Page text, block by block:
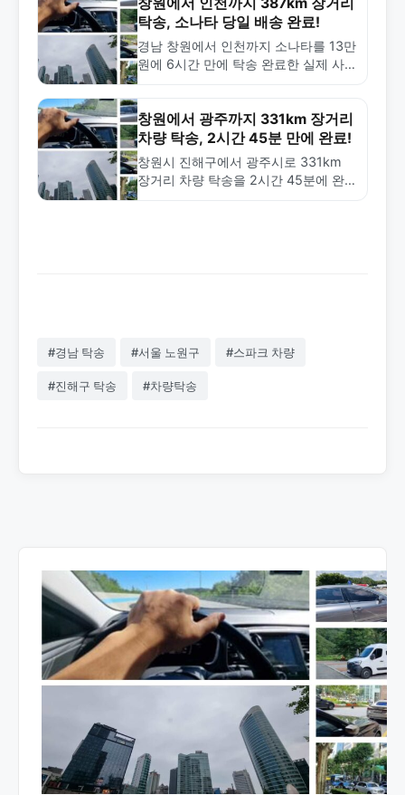
탁송, 소나타 당일 배송 완료!
경남 창원에서 인천까지 소나타를 13만
원에 6시간 만에 탁송 완료한 실제 사
창원에서 광주까지 331km 장거리
차량 탁송, 2시간 45분 만에 완료!
창원시 진해구에서 광주시로 331km
장거리 차량 탁송을 2시간 45분에 완
#경남 탁송 #서울 노원구 #스파크 차량
#진해구 탁송 #차량탁송